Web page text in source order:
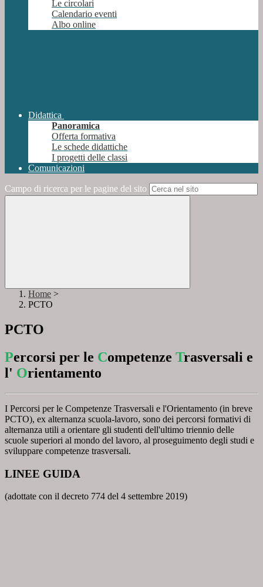
Le circolari
Calendario eventi
Albo online
Didattica
Panoramica
Offerta formativa
Le schede didattiche
I progetti delle classi
Comunicazioni
Campo di ricerca per le pagine del sito
Home >
PCTO
PCTO
Percorsi per le Competenze Trasversali e
l' Orientamento
I Percorsi per le Competenze Trasversali e l'Orientamento (in breve
PCTO), ex alternanza scuola-lavoro, sono dei percorsi formativi di
alternanza utili a orientare gli studenti dell'ultimo triennio delle
scuole superiori al mondo del lavoro, al proseguimento degli studi e
sviluppare competenze trasversali.
LINEE GUIDA
(adottate con il decreto 774 del 4 settembre 2019)